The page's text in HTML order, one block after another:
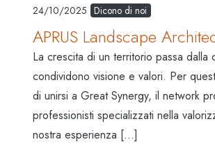
24/10/2025 Dicono di noi
APRUS Landscape
La crescita di un territorio passa
condividono visione e valori. Per
di unirsi a Great Synergy, il network
professionisti specializzati nella
nostra esperienza […]